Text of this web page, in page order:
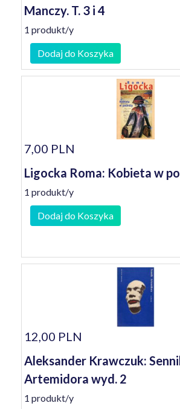
Manczy. T. 3 i 4
1 produkt/y
Dodaj do Koszyka
7,00 PLN
Ligocka Roma: Kobieta w
1 produkt/y
Dodaj do Koszyka
12,00 PLN
Aleksander Krawczuk:
Artemidora wyd. 2
1 produkt/y